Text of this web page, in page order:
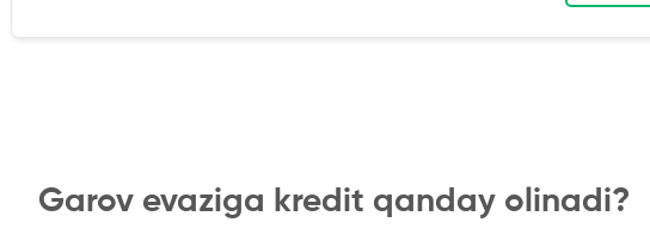
Garov evaziga kredit qanday olinadi?